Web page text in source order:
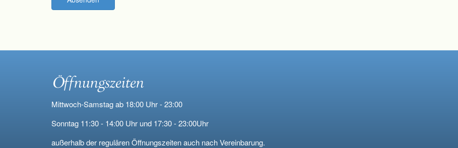
Öffnungszeiten
Mittwoch-Samstag ab 18:00 Uhr - 23:00
Sonntag 11:30 - 14:00 Uhr und 17:30 - 23:00Uhr
außerhalb der regulären Öffnungszeiten auch nach Vereinbarung.